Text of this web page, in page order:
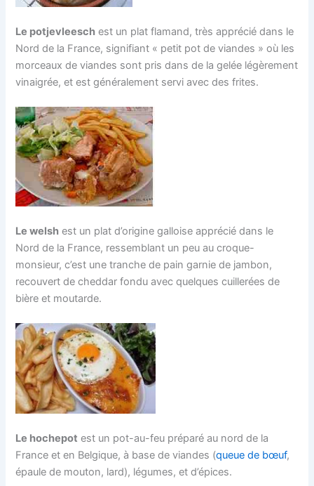
Le potjevleesch est un plat flamand, très apprécié dans le
Nord de la France, signifiant « petit pot de viandes » où les
morceaux de viandes sont pris dans de la gelée légèrement
vinaigrée, et est généralement servi avec des frites.
Le welsh est un plat d’origine galloise apprécié dans le
Nord de la France, ressemblant un peu au croque-
monsieur, c’est une tranche de pain garnie de jambon,
recouvert de cheddar fondu avec quelques cuillerées de
bière et moutarde.
Le hochepot est un pot-au-feu préparé au nord de la
France et en Belgique, à base de viandes (queue de bœuf,
épaule de mouton, lard), légumes, et d’épices.